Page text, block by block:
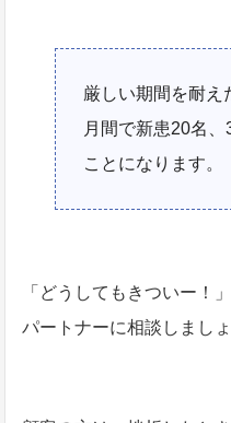
厳しい期間を耐え
月間で新患20名
ことになります。
「どうしてもきついー！
パートナーに相談しましょ